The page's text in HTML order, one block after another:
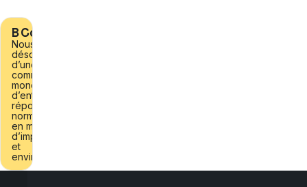
B Corporation
Nous faisons
désormais partie
d’une
communauté
mondiale
d’entreprises qui
répondent à des
normes élevées
en matière
d’impact social
et
environnemental.